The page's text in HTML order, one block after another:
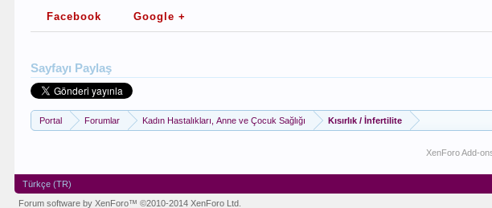
Facebook Google +
Sayfayı Paylaş
Portal Forumlar Kadın Hastalıkları, Anne ve Çocuk Sağlığı Kısırlık / İnfertilite
XenForo Add-
Türkçe (TR)
Forum software by XenForo™©2010-2014 XenForo Ltd.